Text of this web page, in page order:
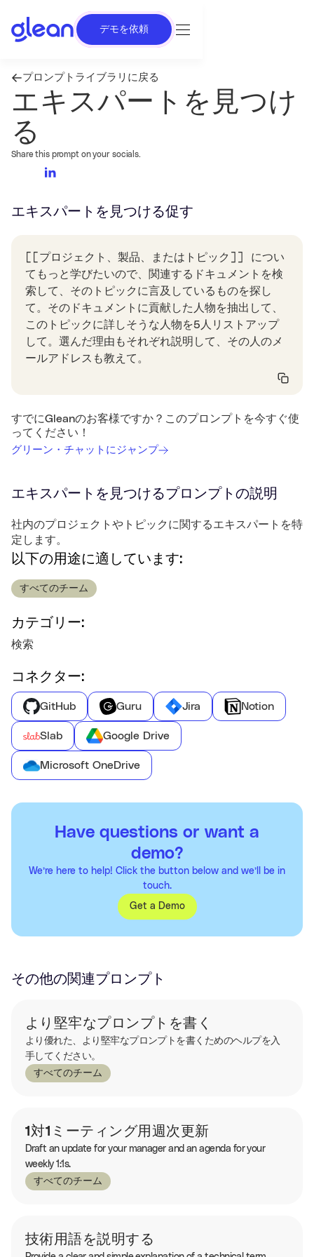
デモを依頼
プロンプトライブラリに戻る
エキスパートを見つけ
る
Share this prompt on your socials.
エキスパートを見つける促す
[[プロジェクト、製品、またはトピック]] につい
てもっと学びたいので、関連するドキュメントを検
索して、そのトピックに言及しているものを探し
て。そのドキュメントに貢献した人物を抽出して、
このトピックに詳しそうな人物を5人リストアップ
して。選んだ理由もそれぞれ説明して、その人のメ
ールアドレスも教えて。
すでにGleanのお客様ですか？このプロンプトを今すぐ使
ってください！
グリーン・チャットにジャンプ
エキスパートを見つけるプロンプトの説明
社内のプロジェクトやトピックに関するエキスパートを特
定します。
以下の用途に適しています:
すべてのチーム
カテゴリー:
検索
コネクター:
GitHub Guru Jira Notion
Slab Google Drive
Microsoft OneDrive
Have questions or want a
demo?
We’re here to help! Click the button below and we’ll be in
touch.
Get a Demo
その他の関連プロンプト
より堅牢なプロンプトを書く
より優れた、より堅牢なプロンプトを書くためのヘルプを入
手してください。
すべてのチーム
1対1ミーティング用週次更新
Draft an update for your manager and an agenda for your
weekly 1:1s.
すべてのチーム
技術用語を説明する